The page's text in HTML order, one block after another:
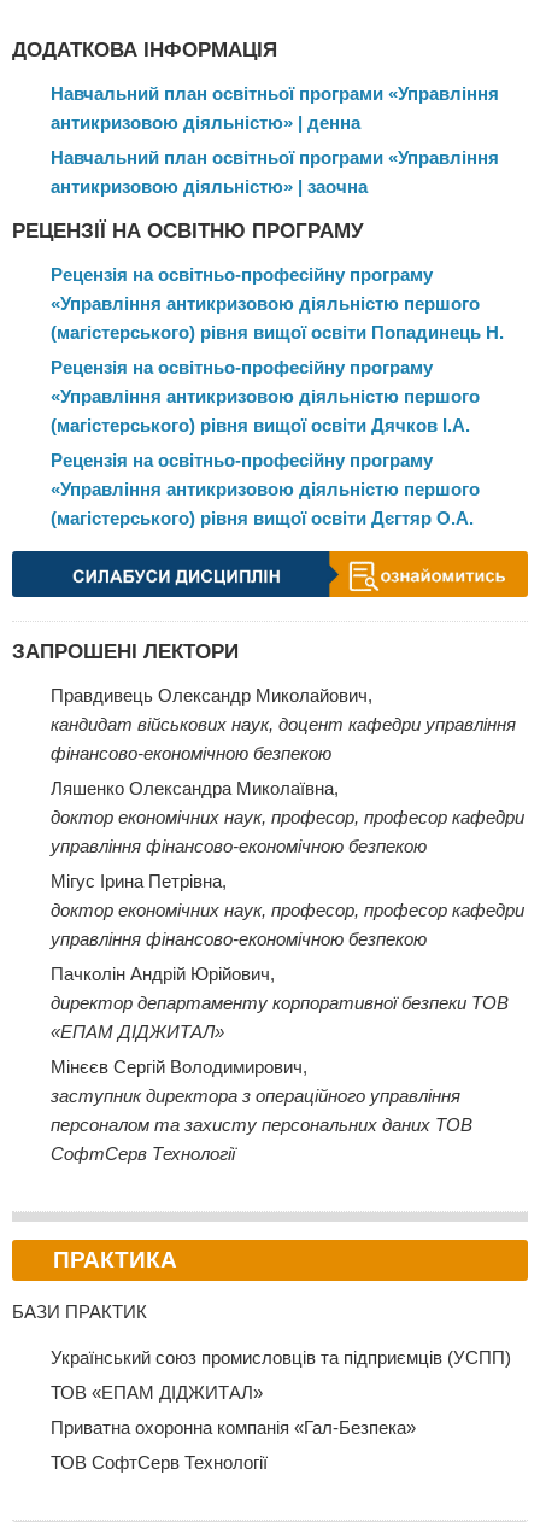
ДОДАТКОВА ІНФОРМАЦІЯ
Навчальний план освітньої програми «Управління
антикризовою діяльністю» | денна
Навчальний план освітньої програми «Управління
антикризовою діяльністю» | заочна
РЕЦЕНЗІЇ НА ОСВІТНЮ ПРОГРАМУ
Рецензія на освітньо-професійну програму
«Управління антикризовою діяльністю першого
(магістерського) рівня вищої освіти Попадинець Н.
Рецензія на освітньо-професійну програму
«Управління антикризовою діяльністю першого
(магістерського) рівня вищої освіти Дячков І.А.
Рецензія на освітньо-професійну програму
«Управління антикризовою діяльністю першого
(магістерського) рівня вищої освіти Дєгтяр О.А.
ЗАПРОШЕНІ ЛЕКТОРИ
Правдивець Олександр Миколайович,
кандидат військових наук, доцент кафедри управління
фінансово-економічною безпекою
Ляшенко Олександра Миколаївна,
доктор економічних наук, професор, професор кафедри
управління фінансово-економічною безпекою
Мігус Ірина Петрівна,
доктор економічних наук, професор, професор кафедри
управління фінансово-економічною безпекою
Пачколін Андрій Юрійович,
директор департаменту корпоративної безпеки ТОВ
«ЕПАМ ДІДЖИТАЛ»
Мінєєв Сергій Володимирович,
заступник директора з операційного управління
персоналом та захисту персональних даних ТОВ
СофтСерв Технології
ПРАКТИКА
БАЗИ ПРАКТИК
Український союз промисловців та підприємців (УСПП)
ТОВ «ЕПАМ ДІДЖИТАЛ»
Приватна охоронна компанія «Гал-Безпека»
ТОВ СофтСерв Технології